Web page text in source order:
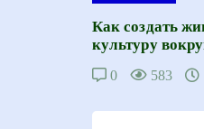
Как создать
культуру
0 583